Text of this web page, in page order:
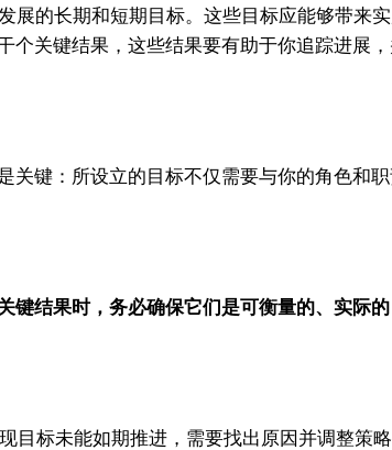
展的长期和短期目标。这些目标应能够带来
关键结果，这些结果要有助于你追踪进展
关键：所设立的目标不仅需要与你的角色和职
键结果时，务必确保它们是可衡量的、实际
目标未能如期推进，需要找出原因并调整策